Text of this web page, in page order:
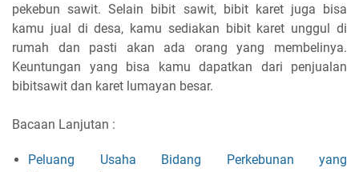
pekebun sawit. Selain bibit sawit, bibit karet juga bisa
kamu jual di desa, kamu sediakan bibit karet unggul di
rumah dan pasti akan ada orang yang membelinya.
Keuntungan yang bisa kamu dapatkan dari penjualan
bibitsawit dan karet lumayan besar.
Bacaan Lanjutan :
Peluang Usaha Bidang Perkebunan yang